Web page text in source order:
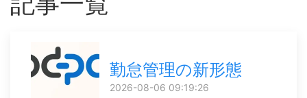
勤怠管理の新形態
2026-08-06 09:19:26